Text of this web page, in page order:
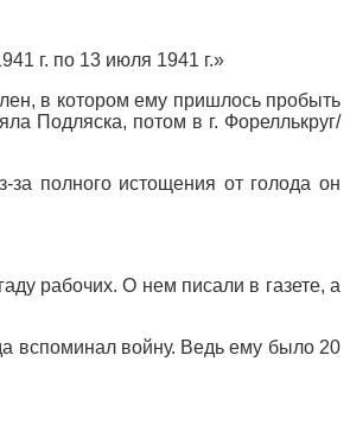
г. по 13 июля 1941 г.»
в котором ему пришлось пробыть
Подляска, потом в г. Фореллькруг/
полного истощения от голода он
рабочих. О нем писали в газете, а
вспоминал войну. Ведь ему было 20